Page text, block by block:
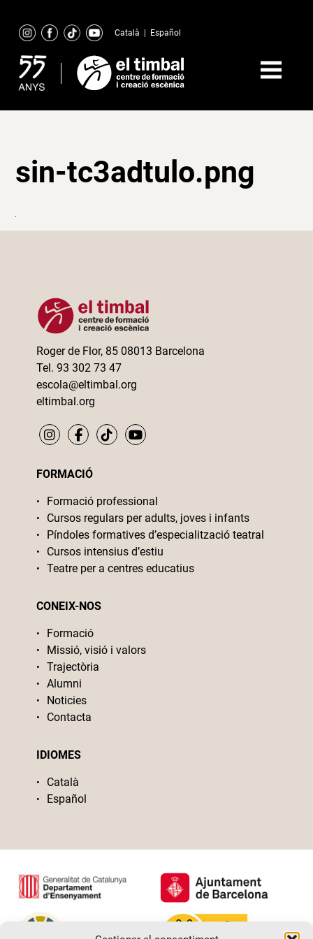
content
Català Español
sin-tc3adtulo.png
Roger de Flor, 85 08013 Barcelona
Tel. 93 302 73 47
escola@eltimbal.org
eltimbal.org
FORMACIÓ
Formació professional
Cursos regulars per adults, joves i infants
Píndoles formatives d’especialització teatral
Cursos intensius d’estiu
Teatre per a centres educatius
CONEIX-NOS
Formació
Missió, visió i valors
Trajectòria
Alumni
Noticies
Contacta
IDIOMES
Català
Español